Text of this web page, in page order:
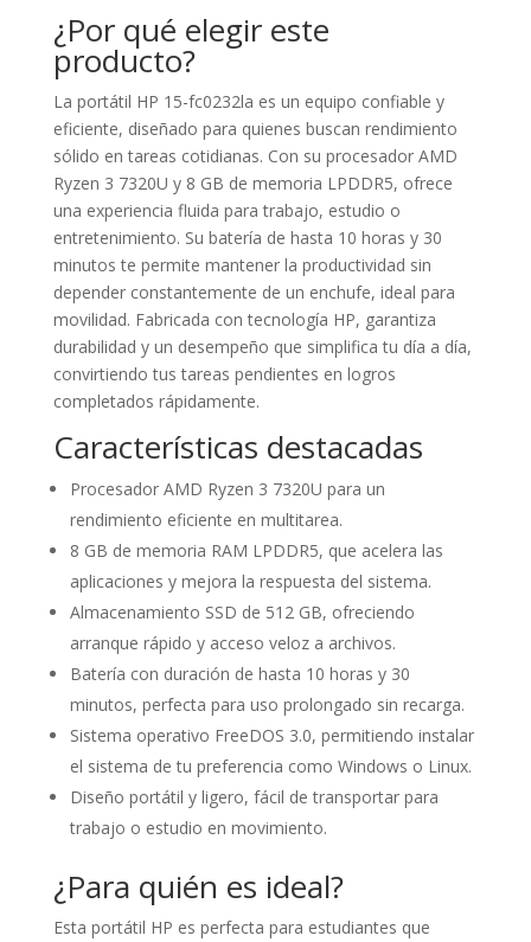
¿Por qué elegir este
producto?
La portátil HP 15-fc0232la es un equipo confiable y
eficiente, diseñado para quienes buscan rendimiento
sólido en tareas cotidianas. Con su procesador AMD
Ryzen 3 7320U y 8 GB de memoria LPDDR5, ofrece
una experiencia fluida para trabajo, estudio o
entretenimiento. Su batería de hasta 10 horas y 30
minutos te permite mantener la productividad sin
depender constantemente de un enchufe, ideal para
movilidad. Fabricada con tecnología HP, garantiza
durabilidad y un desempeño que simplifica tu día a día,
convirtiendo tus tareas pendientes en logros
completados rápidamente.
Características destacadas
Procesador AMD Ryzen 3 7320U para un
rendimiento eficiente en multitarea.
8 GB de memoria RAM LPDDR5, que acelera las
aplicaciones y mejora la respuesta del sistema.
Almacenamiento SSD de 512 GB, ofreciendo
arranque rápido y acceso veloz a archivos.
Batería con duración de hasta 10 horas y 30
minutos, perfecta para uso prolongado sin recarga.
Sistema operativo FreeDOS 3.0, permitiendo instalar
el sistema de tu preferencia como Windows o Linux.
Diseño portátil y ligero, fácil de transportar para
trabajo o estudio en movimiento.
¿Para quién es ideal?
Esta portátil HP es perfecta para estudiantes que